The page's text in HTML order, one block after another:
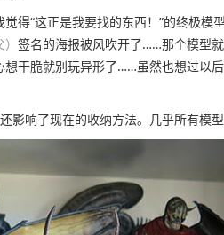
得“这正是我要找的东西！”的终极模
签名的海报被风吹开了……那个模型
干脆就别玩异形了……虽然也想过以
响了现在的收纳方法。几乎所有模型